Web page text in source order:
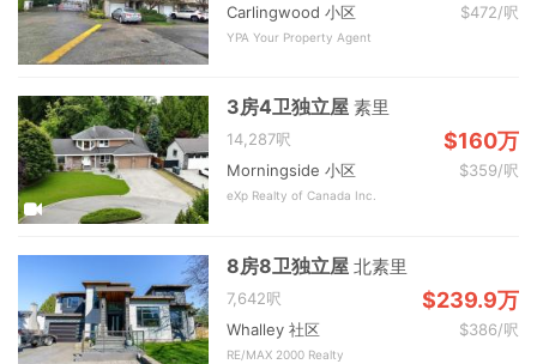
Carlingwood 小区 $472/呎
YPA Your Property Agent
3房4卫独立屋素里
14,287呎 $160万
Morningside 小区 $359/呎
eXp Realty of Canada Inc.
8房8卫独立屋北素里
7,642呎 $239.9万
Whalley 社区 $386/呎
RE/MAX 2000 Realty